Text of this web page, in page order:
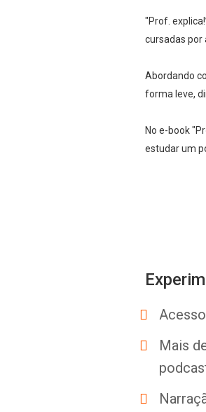
"Prof.
cursadas por
Abordando
forma leve,
No e-book
estudar um
Mais